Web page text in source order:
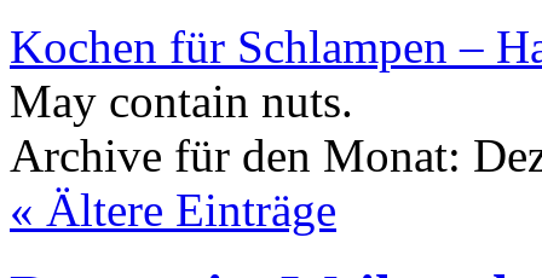
Kochen für Schlampen –
May contain nuts.
Archive für den Monat:
« Ältere Einträge